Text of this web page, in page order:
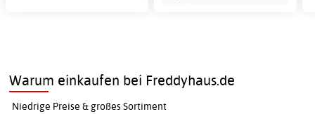
Warum einkaufen bei Freddyhaus.de
Niedrige Preise & großes Sortiment